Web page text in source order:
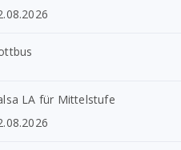
LA für Mittelstufe